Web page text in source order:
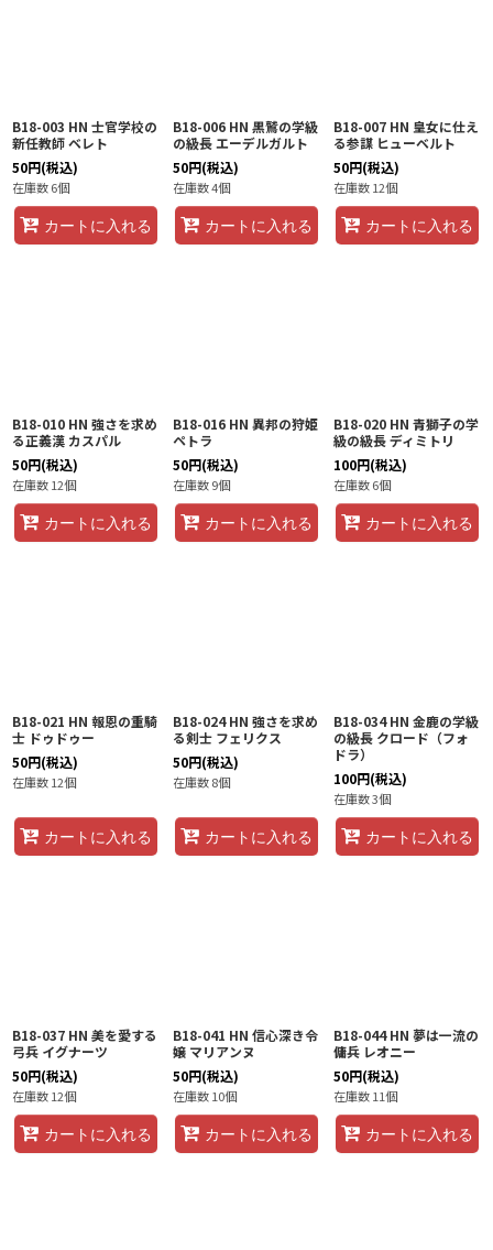
B18-003 HN 士官学校の
新任教師 ベレト
50円(税込)
在庫数 6個
カートに入れる
B18-006 HN 黒鷲の学級
の級長 エーデルガルト
50円(税込)
在庫数 4個
カートに入れる
B18-007 HN 皇女に仕え
る参謀 ヒューベルト
50円(税込)
在庫数 12個
カートに入れる
B18-010 HN 強さを求め
る正義漢 カスパル
50円(税込)
在庫数 12個
カートに入れる
B18-016 HN 異邦の狩姫
ペトラ
50円(税込)
在庫数 9個
カートに入れる
B18-020 HN 青獅子の学
級の級長 ディミトリ
100円(税込)
在庫数 6個
カートに入れる
B18-021 HN 報恩の重騎
士 ドゥドゥー
50円(税込)
在庫数 12個
カートに入れる
B18-024 HN 強さを求め
る剣士 フェリクス
50円(税込)
在庫数 8個
カートに入れる
B18-034 HN 金鹿の学級
の級長 クロード（フォ
ドラ）
100円(税込)
在庫数 3個
カートに入れる
B18-037 HN 美を愛する
弓兵 イグナーツ
50円(税込)
在庫数 12個
カートに入れる
B18-041 HN 信心深き令
嬢 マリアンヌ
50円(税込)
在庫数 10個
カートに入れる
B18-044 HN 夢は一流の
傭兵 レオニー
50円(税込)
在庫数 11個
カートに入れる